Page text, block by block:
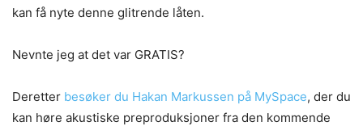
kan få nyte denne glitrende låten.
Nevnte jeg at det var GRATIS?
Deretter besøker du Hakan Markussen på MySpace, der du
kan høre akustiske preproduksjoner fra den kommende